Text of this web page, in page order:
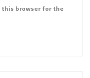
this browser for the